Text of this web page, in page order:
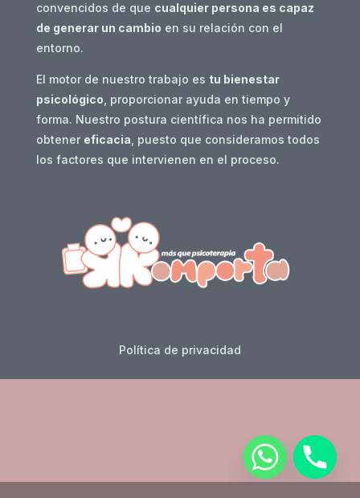
convencidos de que cualquier persona es capaz
de generar un cambio en su relación con el
entorno.
El motor de nuestro trabajo es tu bienestar
psicológico , proporcionar ayuda en tiempo y
forma. Nuestro postura científica nos ha permitido
obtener eficacia , puesto que consideramos todos
los factores que intervienen en el proceso.
Política de privacidad